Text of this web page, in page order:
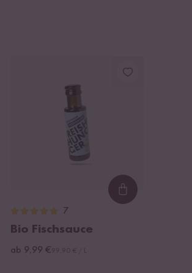
Loading...
7
Bio Fischsauce
ab 9,99 €